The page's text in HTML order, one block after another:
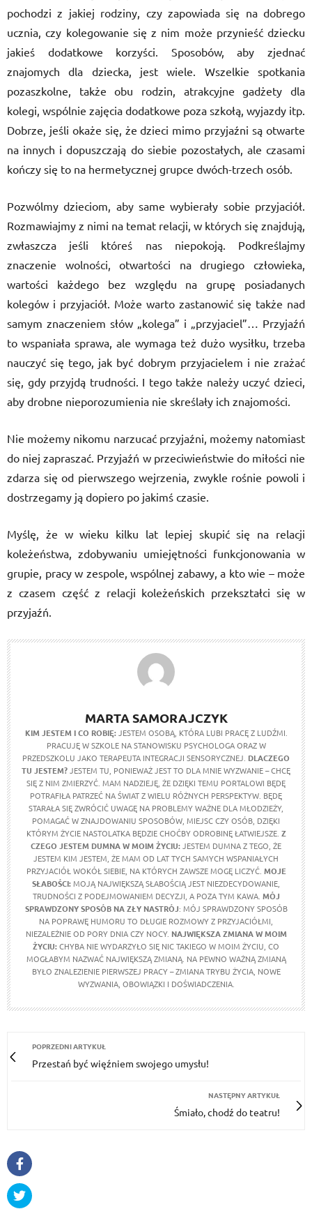
pochodzi z jakiej rodziny, czy zapowiada się na dobrego
ucznia, czy kolegowanie się z nim może przynieść dziecku
jakieś dodatkowe korzyści. Sposobów, aby zjednać
znajomych dla dziecka, jest wiele. Wszelkie spotkania
pozaszkolne, także obu rodzin, atrakcyjne gadżety dla
kolegi, wspólnie zajęcia dodatkowe poza szkołą, wyjazdy itp.
Dobrze, jeśli okaże się, że dzieci mimo przyjaźni są otwarte
na innych i dopuszczają do siebie pozostałych, ale czasami
kończy się to na hermetycznej grupce dwóch-trzech osób.
Pozwólmy dzieciom, aby same wybierały sobie przyjaciół.
Rozmawiajmy z nimi na temat relacji, w których się znajdują,
zwłaszcza jeśli któreś nas niepokoją. Podkreślajmy
znaczenie wolności, otwartości na drugiego człowieka,
wartości każdego bez względu na grupę posiadanych
kolegów i przyjaciół. Może warto zastanowić się także nad
samym znaczeniem słów „kolega” i „przyjaciel”… Przyjaźń
to wspaniała sprawa, ale wymaga też dużo wysiłku, trzeba
nauczyć się tego, jak być dobrym przyjacielem i nie zrażać
się, gdy przyjdą trudności. I tego także należy uczyć dzieci,
aby drobne nieporozumienia nie skreślały ich znajomości.
Nie możemy nikomu narzucać przyjaźni, możemy natomiast
do niej zapraszać. Przyjaźń w przeciwieństwie do miłości nie
zdarza się od pierwszego wejrzenia, zwykle rośnie powoli i
dostrzegamy ją dopiero po jakimś czasie.
Myślę, że w wieku kilku lat lepiej skupić się na relacji
koleżeństwa, zdobywaniu umiejętności funkcjonowania w
grupie, pracy w zespole, wspólnej zabawy, a kto wie – może
z czasem część z relacji koleżeńskich przekształci się w
przyjaźń.
MARTA SAMORAJCZYK
KIM JESTEM I CO ROBIĘ:JESTEM OSOBĄ, KTÓRA LUBI PRACĘ Z LUDŹMI.
PRACUJĘ W SZKOLE NA STANOWISKU PSYCHOLOGA ORAZ W
PRZEDSZKOLU JAKO TERAPEUTA INTEGRACJI SENSORYCZNEJ. DLACZEGO
TU JESTEM?JESTEM TU, PONIEWAŻ JEST TO DLA MNIE WYZWANIE – CHCĘ
SIĘ Z NIM ZMIERZYĆ. MAM NADZIEJĘ, ŻE DZIĘKI TEMU PORTALOWI BĘDĘ
POTRAFIŁA PATRZEĆ NA ŚWIAT Z WIELU RÓŻNYCH PERSPEKTYW. BĘDĘ
STARAŁA SIĘ ZWRÓCIĆ UWAGĘ NA PROBLEMY WAŻNE DLA MŁODZIEŻY,
POMAGAĆ W ZNAJDOWANIU SPOSOBÓW, MIEJSC CZY OSÓB, DZIĘKI
KTÓRYM ŻYCIE NASTOLATKA BĘDZIE CHOĆBY ODROBINĘ ŁATWIEJSZE. Z
CZEGO JESTEM DUMNA W MOIM ŻYCIU:JESTEM DUMNA Z TEGO, ŻE
JESTEM KIM JESTEM, ŻE MAM OD LAT TYCH SAMYCH WSPANIAŁYCH
PRZYJACIÓŁ WOKÓŁ SIEBIE, NA KTÓRYCH ZAWSZE MOGĘ LICZYĆ. MOJE
SŁABOŚCI:MOJĄ NAJWIĘKSZĄ SŁABOŚCIĄ JEST NIEZDECYDOWANIE,
TRUDNOŚCI Z PODEJMOWANIEM DECYZJI, A POZA TYM KAWA. MÓJ
SPRAWDZONY SPOSÓB NA ZŁY NASTRÓJ: MÓJ SPRAWDZONY SPOSÓB
NA POPRAWĘ HUMORU TO DŁUGIE ROZMOWY Z PRZYJACIÓŁMI,
NIEZALEŻNIE OD PORY DNIA CZY NOCY. NAJWIĘKSZA ZMIANA W MOIM
ŻYCIU:CHYBA NIE WYDARZYŁO SIĘ NIC TAKIEGO W MOIM ŻYCIU, CO
MOGŁABYM NAZWAĆ NAJWIĘKSZĄ ZMIANĄ. NA PEWNO WAŻNĄ ZMIANĄ
BYŁO ZNALEZIENIE PIERWSZEJ PRACY – ZMIANA TRYBU ŻYCIA, NOWE
WYZWANIA, OBOWIĄZKI I DOŚWIADCZENIA.
POPRZEDNI ARTYKUŁ
Przestań być więźniem swojego umysłu!
NASTĘPNY ARTYKUŁ
Śmiało, chodź do teatru!